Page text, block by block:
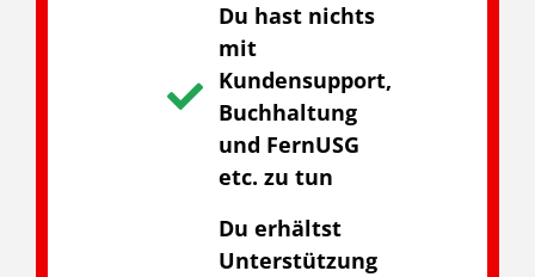
Du hast nichts
mit
Kundensupport,
Buchhaltung
und FernUSG
etc. zu tun
Du erhältst
Unterstützung